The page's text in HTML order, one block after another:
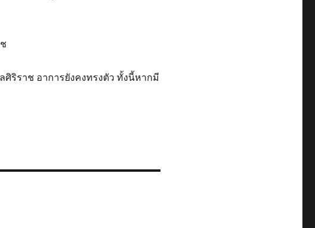
ริราช อาการยังคงทรงตัว ทั้งนี้หากมี